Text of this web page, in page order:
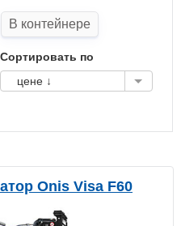
В контейнере
Сортировать по
цене ↓
Onis Visa F60